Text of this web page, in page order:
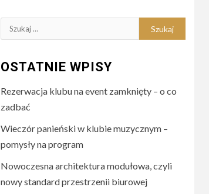
Szukaj:
OSTATNIE WPISY
Rezerwacja klubu na event zamknięty – o co
zadbać
Wieczór panieński w klubie muzycznym –
pomysły na program
Nowoczesna architektura modułowa, czyli
nowy standard przestrzenii biurowej